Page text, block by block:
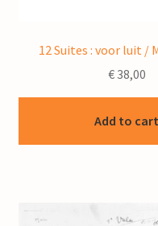
12 Suites : voor luit /
€38,00
Add to cart